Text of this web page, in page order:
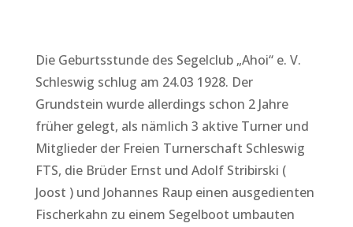
Die Geburtsstunde des Segelclub „Ahoi“ e. V.
Schleswig schlug am 24.03 1928. Der
Grundstein wurde allerdings schon 2 Jahre
früher gelegt, als nämlich 3 aktive Turner und
Mitglieder der Freien Turnerschaft Schleswig
FTS, die Brüder Ernst und Adolf Stribirski (
Joost ) und Johannes Raup einen ausgedienten
Fischerkahn zu einem Segelboot umbauten